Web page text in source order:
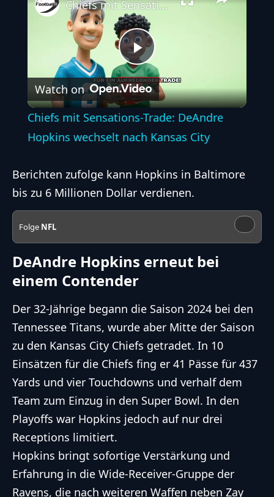
Play
Video
Chiefs mit Sensations-Trade: DeAndre Hopkins wechselt nach Kansas City
Watch on
Chiefs mit Sensations-Trade: DeAndre
Hopkins wechselt nach Kansas City
Berichten zufolge kann Hopkins in Baltimore
bis zu 6 Millionen Dollar verdienen.
Folge NFL
DeAndre Hopkins erneut bei
einem Contender
Der 32-Jährige begann die Saison 2024 bei den
Tennessee Titans, wurde aber Mitte der Saison
zu den Kansas City Chiefs getradet. In 10
Einsätzen für die Chiefs fing er 41 Pässe für 437
Yards und vier Touchdowns und verhalf dem
Team zum Einzug in den Super Bowl. In den
Playoffs war Hopkins jedoch auf nur drei
Receptions limitiert.
Hopkins bringt sofortige Verstärkung und
Erfahrung in die Wide-Receiver-Gruppe der
Ravens, die nach weiteren Waffen neben Zay